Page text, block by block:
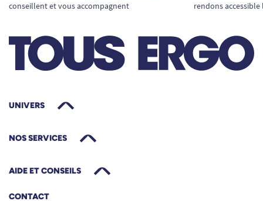
conseillent et vous accompagnent
rendons
UNIVERS
NOS SERVICES
AIDE ET CONSEILS
CONTACT